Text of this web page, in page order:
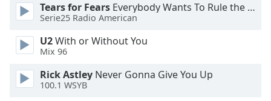
Tears for Fears Everybody Wants To Rule the World
Serie25 Radio American
U2With or Without You
Mix 96
Rick Astley Never Gonna Give You Up
100.1 WSYB